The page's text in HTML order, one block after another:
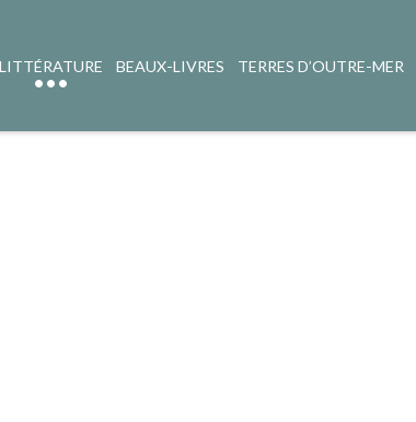
LITTÉRATURE BEAUX-LIVRES TERRES D’OUTRE-MER